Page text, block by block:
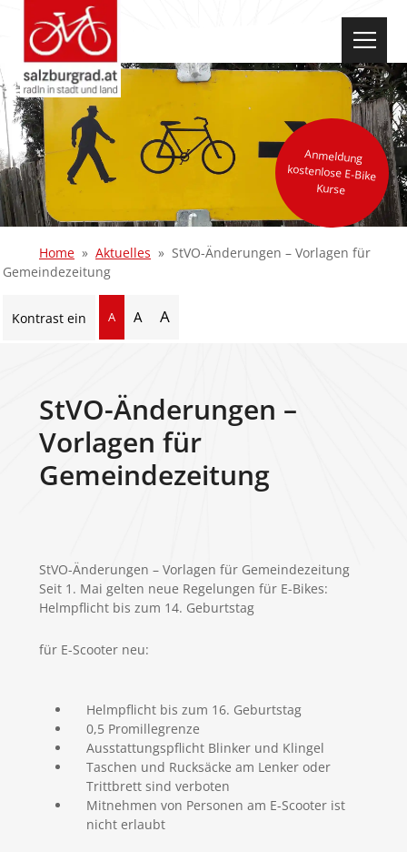
Anmeldung
kostenlose E-Bike
Kurse
Home Aktuelles
StVO-Änderungen – Vorlagen für
Gemeindezeitung
Kontrast ein A A A
StVO-Änderungen –
Vorlagen für
Gemeindezeitung
StVO-Änderungen – Vorlagen für Gemeindezeitung
Seit 1. Mai gelten neue Regelungen für E-Bikes:
Helmpflicht bis zum 14. Geburtstag
für E-Scooter neu:
Helmpflicht bis zum 16. Geburtstag
0,5 Promillegrenze
Ausstattungspflicht Blinker und Klingel
Taschen und Rucksäcke am Lenker oder
Trittbrett sind verboten
Mitnehmen von Personen am E-Scooter ist
nicht erlaubt